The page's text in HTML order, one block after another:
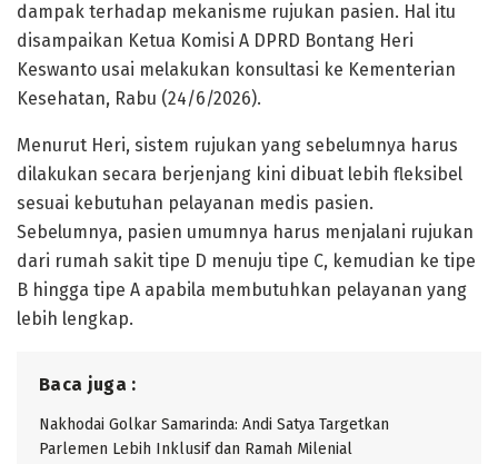
dampak terhadap mekanisme rujukan pasien. Hal itu
disampaikan Ketua Komisi A DPRD Bontang Heri
Keswanto usai melakukan konsultasi ke Kementerian
Kesehatan, Rabu (24/6/2026).
Menurut Heri, sistem rujukan yang sebelumnya harus
dilakukan secara berjenjang kini dibuat lebih fleksibel
sesuai kebutuhan pelayanan medis pasien.
Sebelumnya, pasien umumnya harus menjalani rujukan
dari rumah sakit tipe D menuju tipe C, kemudian ke tipe
B hingga tipe A apabila membutuhkan pelayanan yang
lebih lengkap.
Baca juga :
Nakhodai Golkar Samarinda: Andi Satya Targetkan
Parlemen Lebih Inklusif dan Ramah Milenial